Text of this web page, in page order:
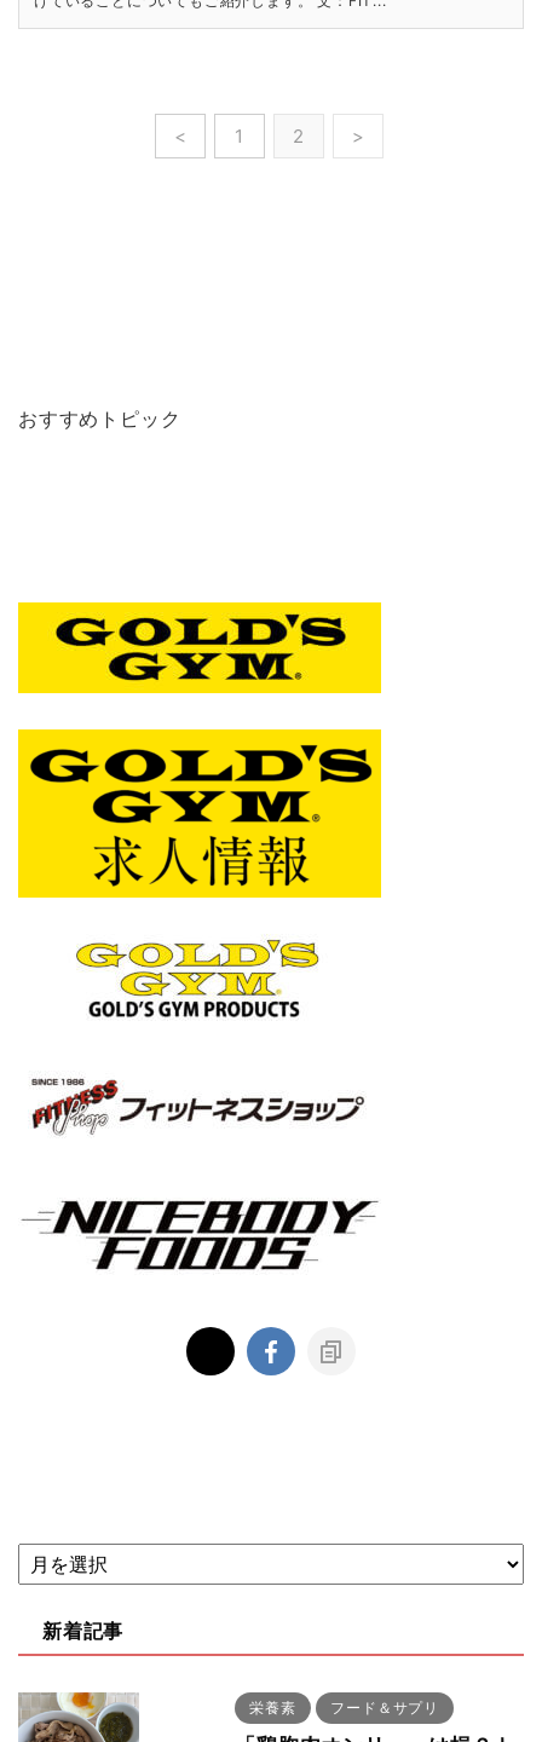
< 1 2 >
おすすめトピック
新着記事
栄養素 フード＆サプリ